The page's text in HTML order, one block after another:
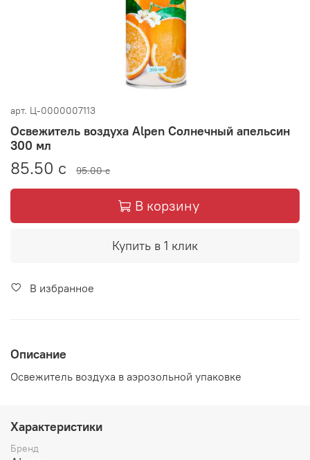
арт. Ц-0000007113
Освежитель воздуха Alpen Солнечный апельсин
300 мл
85.50 с 95.00 с
В корзину
Купить в 1 клик
В избранное
Описание
Освежитель воздуха в аэрозольной упаковке
Характеристики
Бренд